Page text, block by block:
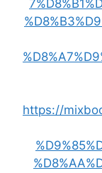
https://